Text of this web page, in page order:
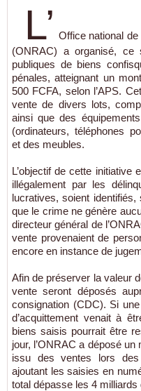
L’ Office national
(ONRAC) a organisé, ce
publiques de biens
pénales, atteignant un
500 FCFA, selon l’APS.
vente de divers lots,
ainsi que des
(ordinateurs, téléphones
et des meubles.
L’objectif de cette initiative
illégalement par les
lucratives, soient
que le crime ne génère
directeur général de
vente provenaient de
encore en instance de
Afin de préserver la valeur
vente seront déposés
consignation (CDC). Si
d’acquittement venait à
biens saisis pourrait être
jour, l’ONRAC a déposé
issu des ventes lors des
ajoutant les saisies en
total dépasse les 4 milliards